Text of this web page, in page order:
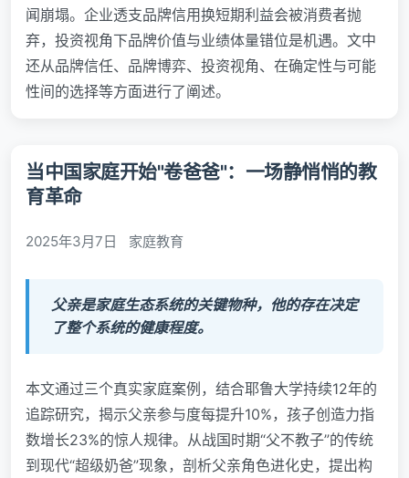
闻崩塌。企业透支品牌信用换短期利益会被消费者抛
弃，投资视角下品牌价值与业绩体量错位是机遇。文中
还从品牌信任、品牌博弈、投资视角、在确定性与可能
性间的选择等方面进行了阐述。
当中国家庭开始"卷爸爸"：一场静悄悄的教
育革命
2025年3月7日 家庭教育
父亲是家庭生态系统的关键物种，他的存在决定
了整个系统的健康程度。
本文通过三个真实家庭案例，结合耶鲁大学持续12年的
追踪研究，揭示父亲参与度每提升10%，孩子创造力指
数增长23%的惊人规律。从战国时期“父不教子”的传统
到现代“超级奶爸”现象，剖析父亲角色进化史，提出构